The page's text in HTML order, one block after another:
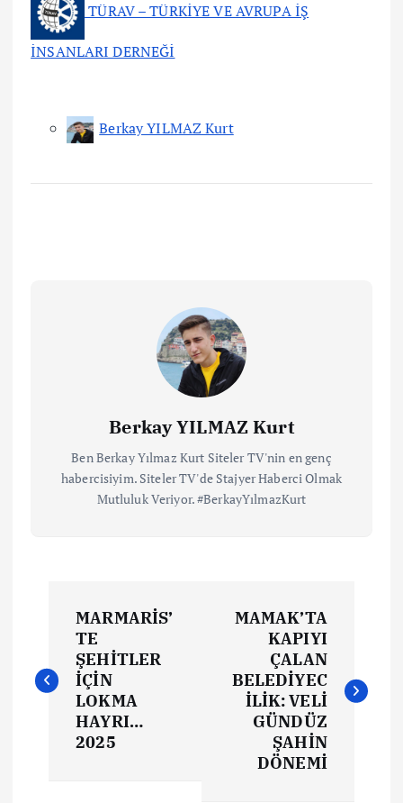
TÜRAV – TÜRKİYE VE AVRUPA İŞ
İNSANLARI DERNEĞİ
Berkay YILMAZ Kurt
Berkay YILMAZ Kurt
Ben Berkay Yılmaz Kurt Siteler TV'nin en genç
habercisiyim. Siteler TV'de Stajyer Haberci Olmak
Mutluluk Veriyor. #BerkayYılmazKurt
MARMARİS’
TE
ŞEHİTLER
İÇİN
LOKMA
HAYRI…
2025
MAMAK’TA
KAPIYI
ÇALAN
BELEDİYEC
İLİK: VELİ
GÜNDÜZ
ŞAHİN
DÖNEMİ